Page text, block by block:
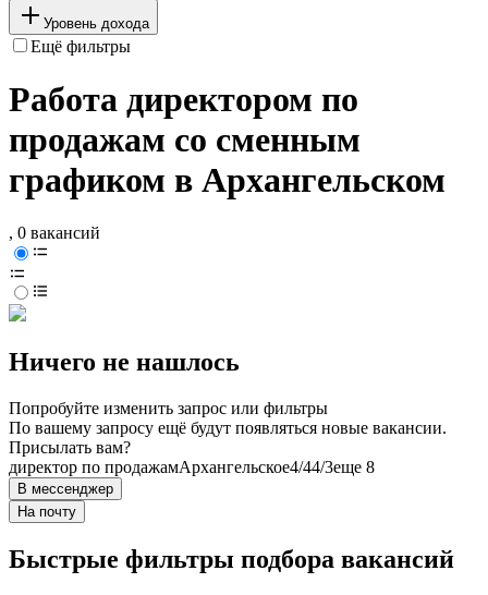
Уровень дохода
Ещё фильтры
Работа директором по
продажам со сменным
графиком в Архангельском
, 0 вакансий
Ничего не нашлось
Попробуйте изменить запрос или фильтры
По вашему запросу ещё будут появляться новые вакансии.
Присылать вам?
директор по продажамАрхангельское4/44/3еще 8
В мессенджер
На почту
Быстрые фильтры подбора вакансий